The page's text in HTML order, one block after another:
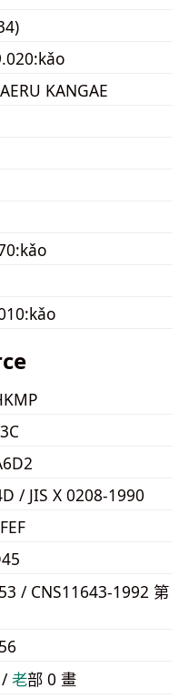
KANGAE
/ JIS X 0208-1990
/ CNS11643-1992 第
⽼部 0 畫